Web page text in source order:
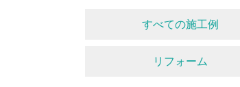
すべての施工例
リフォーム